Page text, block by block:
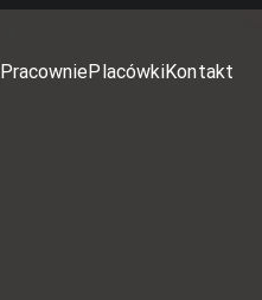
PracowniePlacówkiKontakt